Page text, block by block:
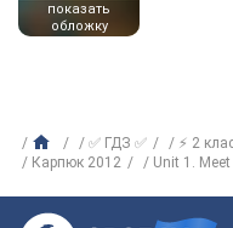
показать
обложку
✅ ГДЗ ✅ ⚡ 2
Карпюк 2012
Unit 1.